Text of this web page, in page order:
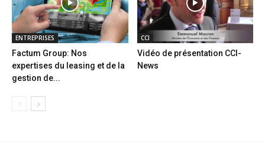
ENTREPRISES
Factum Group: Nos
expertises du leasing et de la
gestion de...
CCI
Vidéo de présentation CCI-
News